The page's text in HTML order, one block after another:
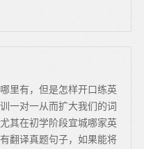
里有，但是怎样开口练英
一对一从而扩大我们的词
其在初学阶段宜城哪家英
翻译真题句子，如果能将